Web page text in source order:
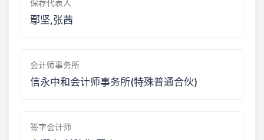
保荐代表人
鄢坚,张茜
会计师事务所
信永中和会计师事务所(特殊普通合伙)
签字会计师